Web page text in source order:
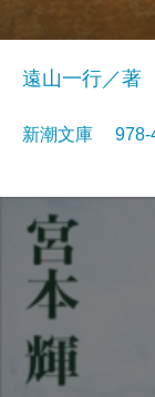
遠山一行／著
新潮文庫